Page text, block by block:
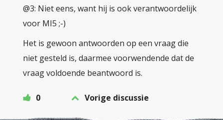
@3: Niet eens, want hij is ook verantwoordelijk
voor MI5 ;-)
Het is gewoon antwoorden op een vraag die
niet gesteld is, daarmee voorwendende dat de
vraag voldoende beantwoord is.
0 Vorige discussie